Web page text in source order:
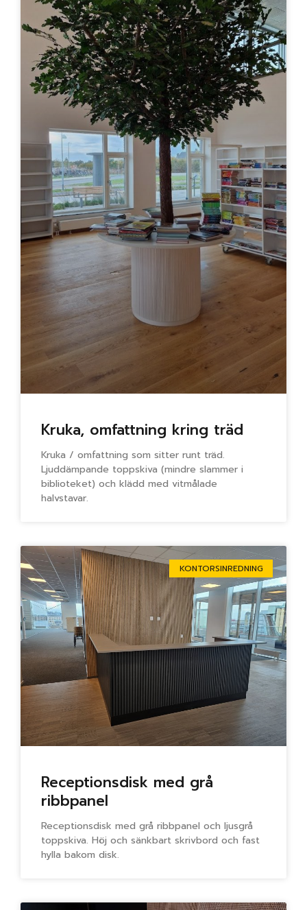
Kruka, omfattning kring träd
Kruka / omfattning som sitter runt träd.
Ljuddämpande toppskiva (mindre slammer i
biblioteket) och klädd med vitmålade
halvstavar.
KONTORSINREDNING
Receptionsdisk med grå
ribbpanel
Receptionsdisk med grå ribbpanel och ljusgrå
toppskiva. Höj och sänkbart skrivbord och fast
hylla bakom disk.